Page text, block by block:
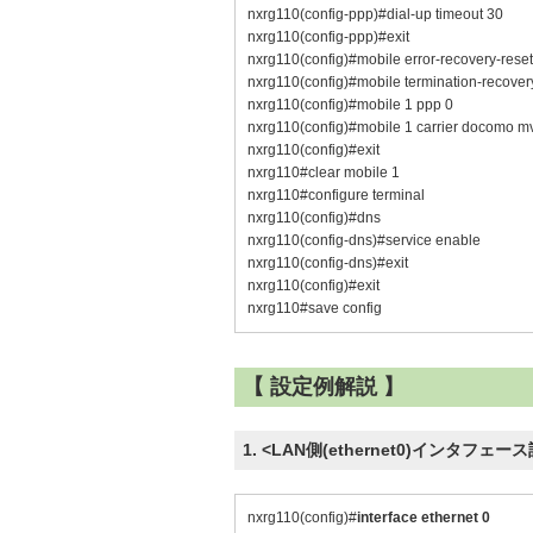
nxrg110(config-ppp)#dial-up timeout 30
nxrg110(config-ppp)#exit
nxrg110(config)#mobile error-recovery-reset
nxrg110(config)#mobile termination-
nxrg110(config)#mobile 1 ppp 0
nxrg110(config)#mobile 1 carrier docomo
nxrg110(config)#exit
nxrg110#clear mobile 1
nxrg110#configure terminal
nxrg110(config)#dns
nxrg110(config-dns)#service enable
nxrg110(config-dns)#exit
nxrg110(config)#exit
nxrg110#save config
【 設定例解説 】
1. <LAN側(ethernet0)インタフェース
nxrg110(config)#interface ethernet 0